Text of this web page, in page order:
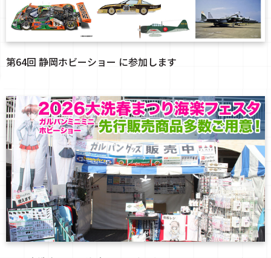
第64回 静岡ホビーショー に参加します